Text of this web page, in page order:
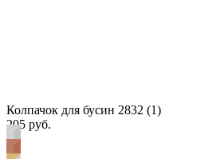
Колпачок для бусин 2832 (1)
205 руб.